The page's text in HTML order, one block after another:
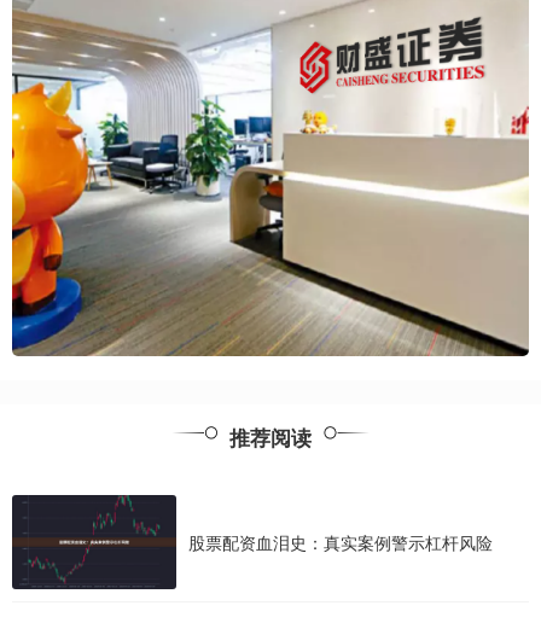
推荐阅读
股票配资血泪史：真实案例警示杠杆风险